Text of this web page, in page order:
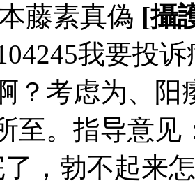
藤素真偽 [攝
我要投
？考虑为、阳
至。指导意
，勃不起来